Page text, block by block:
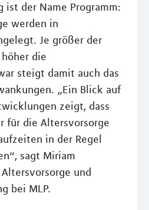
ist der Name Programm:
werden in
Je größer der
die
steigt damit auch das
„Ein Blick auf
zeigt, dass
für die Altersvorsorge
in der Regel
sagt Miriam
und
bei MLP.